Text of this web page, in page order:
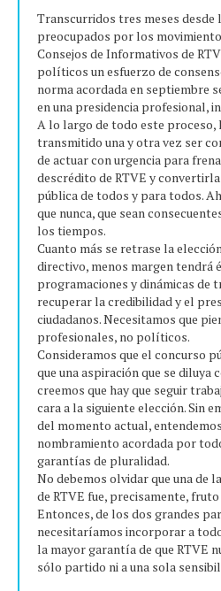
Transcurridos tres meses desde
preocupados por los
Consejos de Informativos de
políticos un esfuerzo de
norma acordada en septiembre
en una presidencia profesional,
A lo largo de todo este proceso,
transmitido una y otra vez ser
de actuar con urgencia para
descrédito de RTVE y
pública de todos y para todos.
que nunca, que sean
los tiempos.
Cuanto más se retrase la
directivo, menos margen tendrá
programaciones y dinámicas de
recuperar la credibilidad y el
ciudadanos. Necesitamos que
profesionales, no políticos.
Consideramos que el concurso
que una aspiración que se diluya
creemos que hay que seguir
cara a la siguiente elección. Sin
del momento actual,
nombramiento acordada por
garantías de pluralidad.
No debemos olvidar que una de
de RTVE fue, precisamente,
Entonces, de los dos grandes
necesitaríamos incorporar a
la mayor garantía de que RTVE
sólo partido ni a una sola